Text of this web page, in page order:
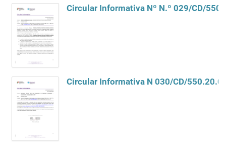
Circular Informativa Nº N.º 029/CD/
Circular Informativa N 030/CD/